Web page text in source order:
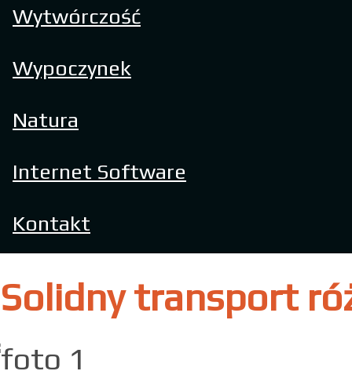
Wytwórczość
Wypoczynek
Natura
Internet Software
Kontakt
Solidny transport